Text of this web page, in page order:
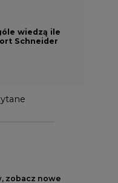
wiedzą ile
Schneider
zobacz nowe